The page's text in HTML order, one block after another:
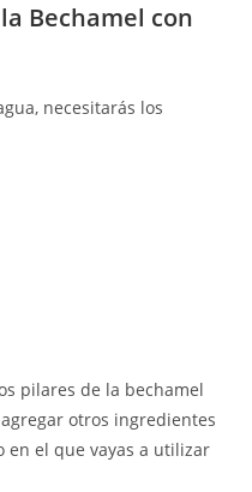
Bechamel con
necesitarás los
pilares de la bechamel
otros ingredientes
en el que vayas a utilizar